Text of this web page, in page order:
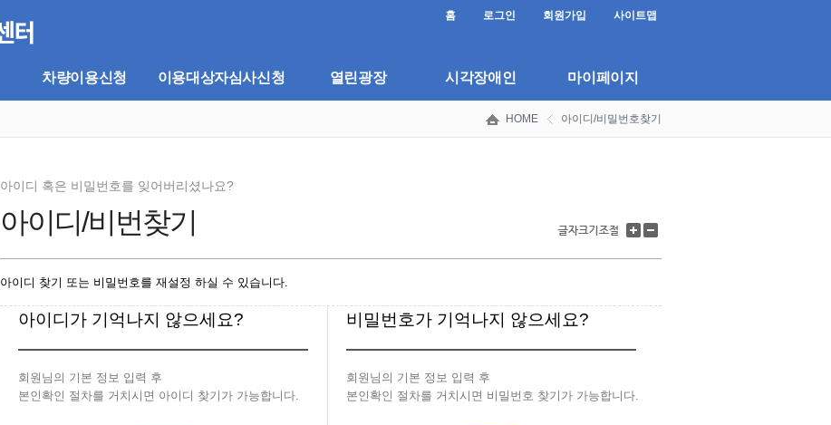
홈 로그인 회원가입 사이트맵
차량이용신청 이용대상자심사신청 열린광장 시각장애인 마이페이지
HOME 아이디/비밀번호찾기
아이디/비번찾기
아이디 혹은 비밀번호를 잊어버리셨나요?
아이디 찾기 또는 비밀번호를 재설정 하실 수 있습니다.
아이디가 기억나지 않으세요?
회원님의 기본 정보 입력 후
본인확인 절차를 거치시면 아이디 찾기가 가능합니다.
비밀번호가 기억나지 않으세요?
회원님의 기본 정보 입력 후
본인확인 절차를 거치시면 비밀번호 찾기가 가능합니다.